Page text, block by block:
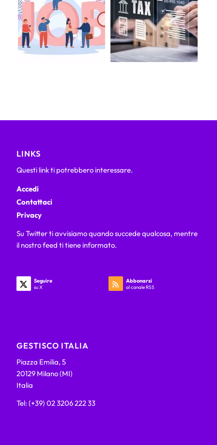
LINKS
Questi link ti potrebbero interessare.
Accedi
Contattaci
Privacy
Su Twitter ti avvisiamo quando succede qualcosa, mentre
il nostro feed ti tiene informato.
Seguire
su X
Abbonarsi
al canale RSS
GESTISCO ITALIA
Piazza Emilia, 5
20129 Milano (MI)
Italia
Tel: (+39) 02 3206 222 33